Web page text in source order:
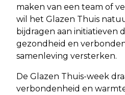
maken van een team of
wil het Glazen Thuis
bijdragen aan initiatieven
gezondheid en
samenleving versterken.
De Glazen Thuis-week
verbondenheid en